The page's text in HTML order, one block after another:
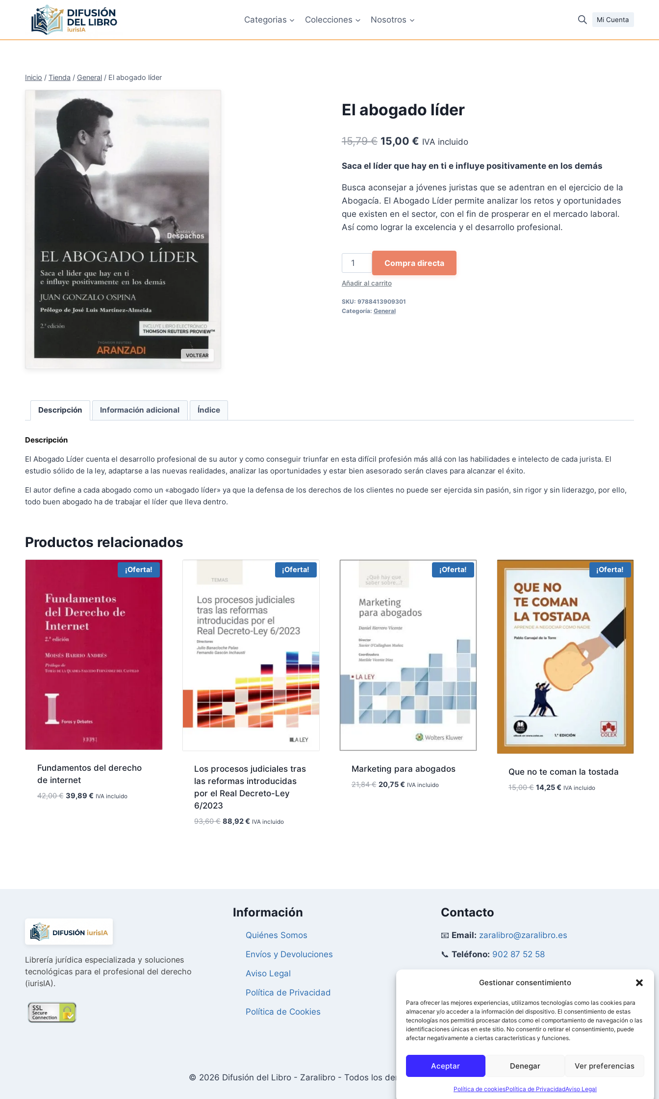
Gestionar consentimiento
Para ofrecer las mejores experiencias, utilizamos tecnologías como las cookies para
almacenar y/o acceder a la información del dispositivo. El consentimiento de estas
tecnologías nos permitirá procesar datos como el comportamiento de navegación o las
identificaciones únicas en este sitio. No consentir o retirar el consentimiento, puede
afectar negativamente a ciertas características y funciones.
Aceptar Denegar Ver preferencias
Política de cookiesPolítica de PrivacidadAviso Legal
contenido
Categorias Colecciones Nosotros Mi Cuenta
Inicio / Tienda / General / El abogado líder
¡Oferta!
VOLTEAR
El abogado líder
15,79€ El
original
era:
15,79 €.
15,00 €El
actual
es:
15,00 €.
IVA incluido
Saca el líder que hay en ti e influye positivamente en los demás
Busca aconsejar a jóvenes juristas que se adentran en el ejercicio de la
Abogacía. El Abogado Líder permite analizar los retos y oportunidades
que existen en el sector, con el fin de prosperar en el mercado laboral.
Así como lograr la excelencia y el desarrollo profesional.
abogado
líder
cantidad
Añadir al carrito
Compra directa
SKU: 9788413909301
Categoría: General
Descripción Información adicional Índice
Descripción
El Abogado Líder cuenta el desarrollo profesional de su autor y como conseguir triunfar en esta difícil profesión más allá con las habilidades e intelecto de cada jurista. El
estudio sólido de la ley, adaptarse a las nuevas realidades, analizar las oportunidades y estar bien asesorado serán claves para alcanzar el éxito.
El autor define a cada abogado como un «abogado líder» ya que la defensa de los derechos de los clientes no puede ser ejercida sin pasión, sin rigor y sin liderazgo, por ello,
todo buen abogado ha de trabajar el líder que lleva dentro.
Productos relacionados
¡Oferta!
Fundamentos del derecho
de internet
42,00€ El
39,89 €ElIVA incluido
¡Oferta!
Los procesos judiciales tras
las reformas introducidas
por el Real Decreto-Ley
6/2023
93,60€ El
88,92€ El
IVA incluido
¡Oferta!
Marketing para abogados
21,84€ El
20,75€ElIVA incluido
¡Oferta!
Que no te coman la tostada
15,00€ El
14,25€ El
IVA incluido
Librería jurídica especializada y soluciones
tecnológicas para el profesional del derecho
(iurisIA).
Información
Quiénes Somos
Envíos y Devoluciones
Aviso Legal
Política de Privacidad
Política de Cookies
Contacto
📧 Email: zaralibro@zaralibro.es
📞 Teléfono: 902 87 52 58
Mi Cuenta
👤Acceder / Mi Cuenta
🛒Ver Carrito
© 2026 Difusión del Libro - Zaralibro - Todos los derechos reservados.